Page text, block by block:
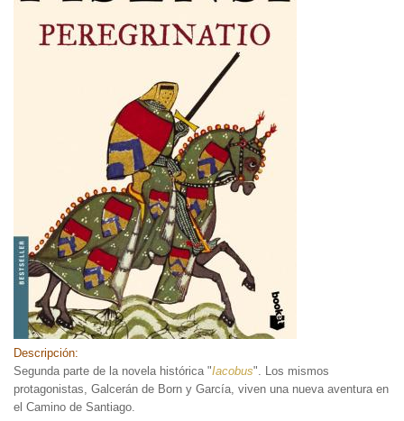
Descripción:
Segunda parte de la novela histórica "Iacobus". Los mismos
protagonistas, Galcerán de Born​ y García, viven una nueva aventura en
el Camino de Santiago.